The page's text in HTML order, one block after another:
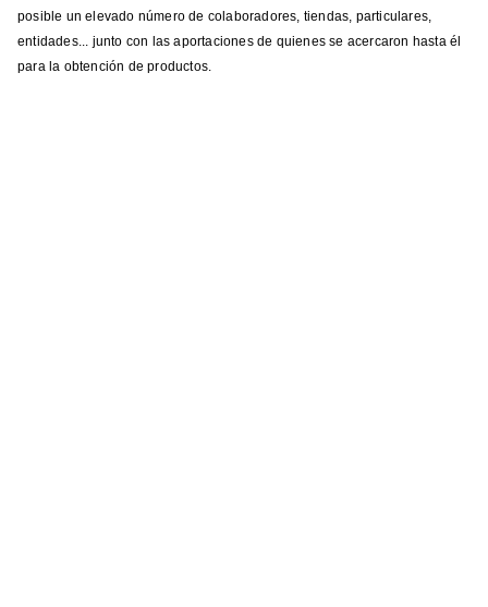
posible un elevado número de colaboradores, tiendas, particulares,
entidades... junto con las aportaciones de quienes se acercaron hasta él
para la obtención de productos.